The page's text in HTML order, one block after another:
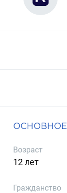
ОСНОВНОЕ
Возраст
12 лет
Гражданство